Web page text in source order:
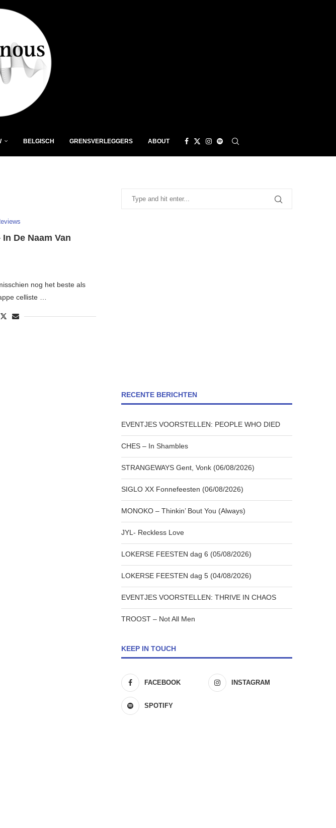
BELGISCH GRENSVERLEGGERS ABOUT
De Naam Van
nog het beste als
celliste …
RECENTE BERICHTEN
EVENTJES VOORSTELLEN: PEOPLE WHO DIED
CHES – In Shambles
STRANGEWAYS Gent, Vonk (06/08/2026)
SIGLO XX Fonnefeesten (06/08/2026)
MONOKO – Thinkin’ Bout You (Always)
JYL- Reckless Love
LOKERSE FEESTEN dag 6 (05/08/2026)
LOKERSE FEESTEN dag 5 (04/08/2026)
EVENTJES VOORSTELLEN: THRIVE IN CHAOS
TROOST – Not All Men
KEEP IN TOUCH
FACEBOOK INSTAGRAM
SPOTIFY